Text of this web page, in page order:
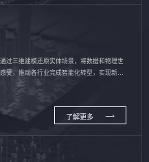
过三维建模还原实体场景，将数据和物理世
受，推动各行业完成智能化转型，实现新旧
了解更多